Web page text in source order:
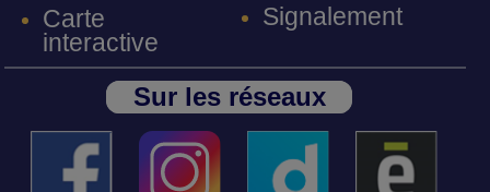
Carte
interactive
Signalement
Sur les réseaux